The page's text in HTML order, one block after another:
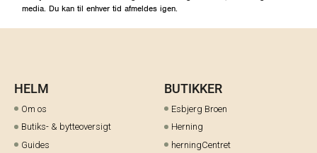
Spørgsmål & Svar